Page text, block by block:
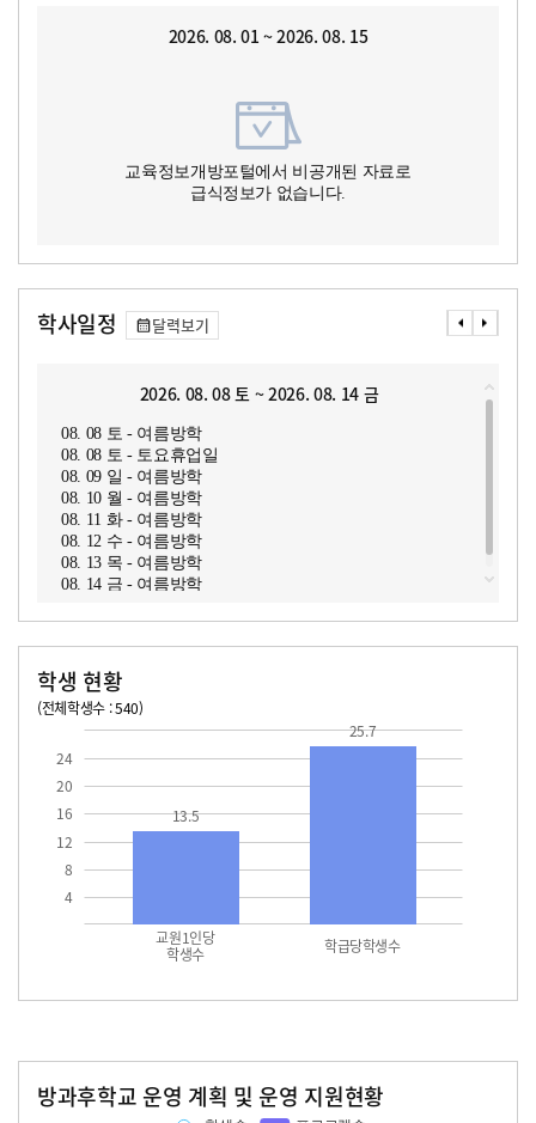
2026. 08. 01 ~ 2026. 08. 15
교육정보개방포털에서 비공개된 자료로
급식정보가 없습니다.
학사일정 달력보기
2026. 08. 08 토 ~ 2026. 08. 14 금
08. 08 토 - 여름방학
08. 08 토 - 토요휴업일
08. 09 일 - 여름방학
08. 10 월 - 여름방학
08. 11 화 - 여름방학
08. 12 수 - 여름방학
08. 13 목 - 여름방학
08. 14 금 - 여름방학
학생 현황
(전체학생수 : 540)
4
8
12
16
20
24
교원1인당
학생수 학급당학생수
13.5
25.7
방과후학교 운영 계획 및 운영 지원현황